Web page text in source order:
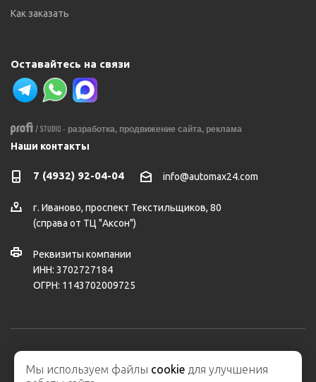
Как заказать
Оставайтесь на связи
- разработка, продвижение сайта, реклама
Наши контакты
7 (4932) 92-04-04 info@automax24.com
г. Иваново, проспект Текстильщиков, 80
(справа от ТЦ "Аксон")
Реквизиты компании
ИНН: 3702727184
ОГРН: 1143702009725
2026 © ООО "АвтоМакс" – интернет-магазин автозапчастей и
автосервис
Мы используем файлы cookie для улучшения